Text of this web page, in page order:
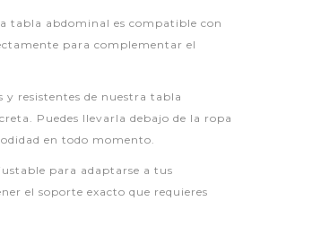
tabla abdominal es compatible con
para complementar el
y resistentes de nuestra tabla
Puedes llevarla debajo de la ropa
en todo momento.
para adaptarse a tus
el soporte exacto que requieres